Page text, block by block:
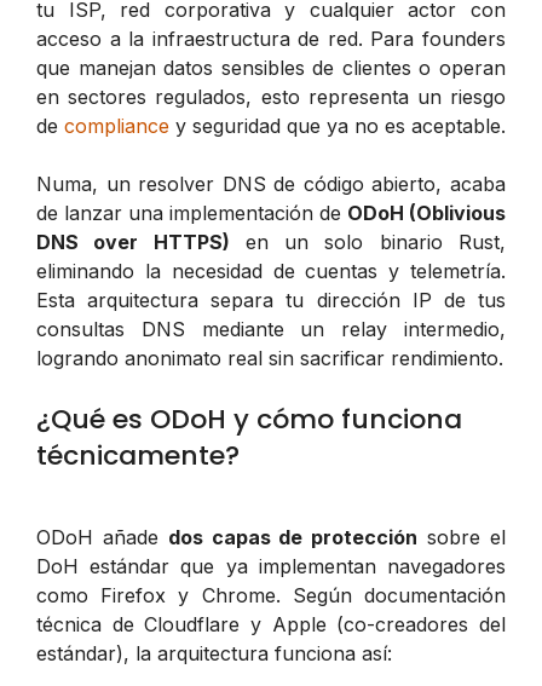
tu ISP, red corporativa y cualquier actor con
acceso a la infraestructura de red. Para founders
que manejan datos sensibles de clientes o operan
en sectores regulados, esto representa un riesgo
de compliance y seguridad que ya no es aceptable.
Numa, un resolver DNS de código abierto, acaba
de lanzar una implementación de ODoH (Oblivious
DNS over HTTPS) en un solo binario Rust,
eliminando la necesidad de cuentas y telemetría.
Esta arquitectura separa tu dirección IP de tus
consultas DNS mediante un relay intermedio,
logrando anonimato real sin sacrificar rendimiento.
¿Qué es ODoH y cómo funciona
técnicamente?
ODoH añade dos capas de protección sobre el
DoH estándar que ya implementan navegadores
como Firefox y Chrome. Según documentación
técnica de Cloudflare y Apple (co-creadores del
estándar), la arquitectura funciona así: